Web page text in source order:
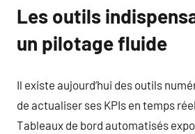
Les outils
un pilotage fluide
Il existe aujourd’hui des outils
de actualiser ses KPIs en temps réel
Tableaux de bord automatisés